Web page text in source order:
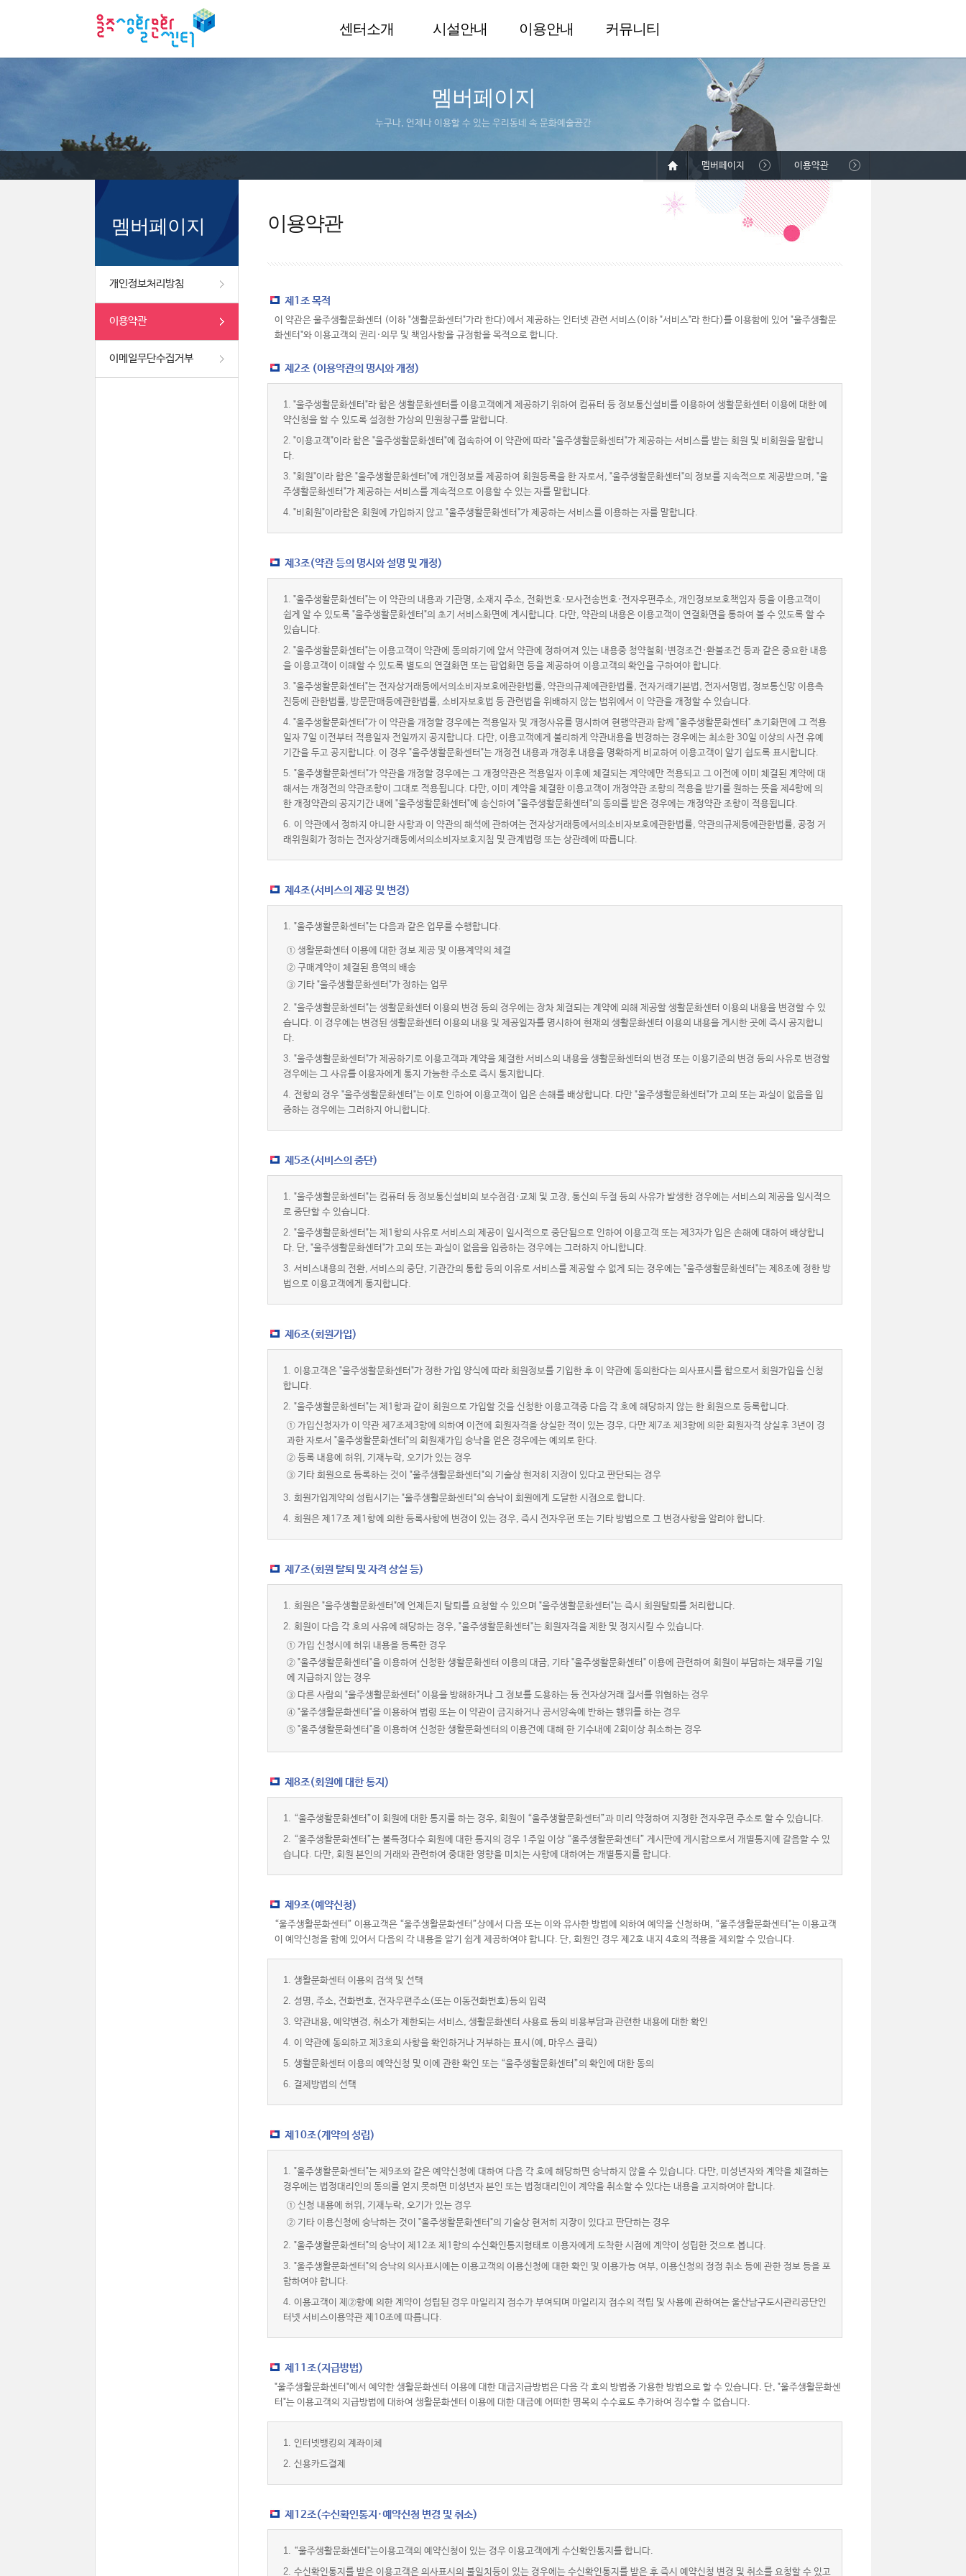
센터소개 시설안내 이용안내 커뮤니티
멤버페이지
누구나, 언제나 이용할 수 있는 우리동네 속 문화예술공간
멤버페이지
개인정보처리방침
이용약관
이메일무단수집거부
멤버페이지 이용약관
이용약관
제1조 목적
이 약관은 울주생활문화센터 (이하 "생활문화센터"가라 한다)에서 제공하는 인터넷 관련 서비스(이하 "서비스"라 한다)를 이용함에 있어 "울주생활문
화센터"와 이용고객의 권리·의무 및 책임사항을 규정함을 목적으로 합니다.
제2조 (이용약관의 명시와 개정)
1. "울주생활문화센터"라 함은 생활문화센터를 이용고객에게 제공하기 위하여 컴퓨터 등 정보통신설비를 이용하여 생활문화센터 이용에 대한 예
약신청을 할 수 있도록 설정한 가상의 민원창구를 말합니다.
2. "이용고객"이라 함은 "울주생활문화센터"에 접속하여 이 약관에 따라 "울주생활문화센터"가 제공하는 서비스를 받는 회원 및 비회원을 말합니
다.
3. "회원"이라 함은 "울주생활문화센터"에 개인정보를 제공하여 회원등록을 한 자로서, "울주생활문화센터"의 정보를 지속적으로 제공받으며, "울
주생활문화센터"가 제공하는 서비스를 계속적으로 이용할 수 있는 자를 말합니다.
4. "비회원"이라함은 회원에 가입하지 않고 "울주생활문화센터"가 제공하는 서비스를 이용하는 자를 말합니다.
제3조(약관 등의 명시와 설명 및 개정)
1. "울주생활문화센터"는 이 약관의 내용과 기관명, 소재지 주소, 전화번호·모사전송번호·전자우편주소, 개인정보보호책임자 등을 이용고객이
쉽게 알 수 있도록 "울주생활문화센터"의 초기 서비스화면에 게시합니다. 다만, 약관의 내용은 이용고객이 연결화면을 통하여 볼 수 있도록 할 수
있습니다.
2. "울주생활문화센터"는 이용고객이 약관에 동의하기에 앞서 약관에 정하여져 있는 내용중 청약철회·변경조건·환불조건 등과 같은 중요한 내용
을 이용고객이 이해할 수 있도록 별도의 연결화면 또는 팝업화면 등을 제공하여 이용고객의 확인을 구하여야 합니다.
3. "울주생활문화센터"는 전자상거래등에서의소비자보호에관한법률, 약관의규제에관한법률, 전자거래기본법, 전자서명법, 정보통신망 이용촉
진등에 관한법률, 방문판매등에관한법률, 소비자보호법 등 관련법을 위배하지 않는 범위에서 이 약관을 개정할 수 있습니다.
4. "울주생활문화센터"가 이 약관을 개정할 경우에는 적용일자 및 개정사유를 명시하여 현행약관과 함께 "울주생활문화센터" 초기화면에 그 적용
일자 7일 이전부터 적용일자 전일까지 공지합니다. 다만, 이용고객에게 불리하게 약관내용을 변경하는 경우에는 최소한 30일 이상의 사전 유예
기간을 두고 공지합니다. 이 경우 "울주생활문화센터"는 개정전 내용과 개정후 내용을 명확하게 비교하여 이용고객이 알기 쉽도록 표시합니다.
5. "울주생활문화센터"가 약관을 개정할 경우에는 그 개정약관은 적용일자 이후에 체결되는 계약에만 적용되고 그 이전에 이미 체결된 계약에 대
해서는 개정전의 약관조항이 그대로 적용됩니다. 다만, 이미 계약을 체결한 이용고객이 개정약관 조항의 적용을 받기를 원하는 뜻을 제4항에 의
한 개정약관의 공지기간 내에 "울주생활문화센터"에 송신하여 "울주생활문화센터"의 동의를 받은 경우에는 개정약관 조항이 적용됩니다.
6. 이 약관에서 정하지 아니한 사항과 이 약관의 해석에 관하여는 전자상거래등에서의소비자보호에관한법률, 약관의규제등에관한법률, 공정 거
래위원회가 정하는 전자상거래등에서의소비자보호지침 및 관계법령 또는 상관례에 따릅니다.
제4조(서비스의 제공 및 변경)
1. "울주생활문화센터"는 다음과 같은 업무를 수행합니다.
① 생활문화센터 이용에 대한 정보 제공 및 이용계약의 체결
② 구매계약이 체결된 용역의 배송
③ 기타 "울주생활문화센터"가 정하는 업무
2. "울주생활문화센터"는 생활문화센터 이용의 변경 등의 경우에는 장차 체결되는 계약에 의해 제공할 생활문화센터 이용의 내용을 변경할 수 있
습니다. 이 경우에는 변경된 생활문화센터 이용의 내용 및 제공일자를 명시하여 현재의 생활문화센터 이용의 내용을 게시한 곳에 즉시 공지합니
다.
3. "울주생활문화센터"가 제공하기로 이용고객과 계약을 체결한 서비스의 내용을 생활문화센터의 변경 또는 이용기준의 변경 등의 사유로 변경할
경우에는 그 사유를 이용자에게 통지 가능한 주소로 즉시 통지합니다.
4. 전항의 경우 "울주생활문화센터"는 이로 인하여 이용고객이 입은 손해를 배상합니다. 다만 "울주생활문화센터"가 고의 또는 과실이 없음을 입
증하는 경우에는 그러하지 아니합니다.
제5조(서비스의 중단)
1. "울주생활문화센터"는 컴퓨터 등 정보통신설비의 보수점검·교체 및 고장, 통신의 두절 등의 사유가 발생한 경우에는 서비스의 제공을 일시적으
로 중단할 수 있습니다.
2. "울주생활문화센터"는 제1항의 사유로 서비스의 제공이 일시적으로 중단됨으로 인하여 이용고객 또는 제3자가 입은 손해에 대하여 배상합니
다. 단, "울주생활문화센터"가 고의 또는 과실이 없음을 입증하는 경우에는 그러하지 아니합니다.
3. 서비스내용의 전환, 서비스의 중단, 기관간의 통합 등의 이유로 서비스를 제공할 수 없게 되는 경우에는 "울주생활문화센터"는 제8조에 정한 방
법으로 이용고객에게 통지합니다.
제6조(회원가입)
1. 이용고객은 "울주생활문화센터"가 정한 가입 양식에 따라 회원정보를 기입한 후 이 약관에 동의한다는 의사표시를 함으로서 회원가입을 신청
합니다.
2. "울주생활문화센터"는 제1항과 같이 회원으로 가입할 것을 신청한 이용고객중 다음 각 호에 해당하지 않는 한 회원으로 등록합니다.
① 가입신청자가 이 약관 제7조제3항에 의하여 이전에 회원자격을 상실한 적이 있는 경우, 다만 제7조 제3항에 의한 회원자격 상실후 3년이 경
과한 자로서 "울주생활문화센터"의 회원재가입 승낙을 얻은 경우에는 예외로 한다.
② 등록 내용에 허위, 기재누락, 오기가 있는 경우
③ 기타 회원으로 등록하는 것이 "울주생활문화센터"의 기술상 현저히 지장이 있다고 판단되는 경우
3. 회원가입계약의 성립시기는 "울주생활문화센터"의 승낙이 회원에게 도달한 시점으로 합니다.
4. 회원은 제17조 제1항에 의한 등록사항에 변경이 있는 경우, 즉시 전자우편 또는 기타 방법으로 그 변경사항을 알려야 합니다.
제7조(회원 탈퇴 및 자격 상실 등)
1. 회원은 "울주생활문화센터"에 언제든지 탈퇴를 요청할 수 있으며 "울주생활문화센터"는 즉시 회원탈퇴를 처리합니다.
2. 회원이 다음 각 호의 사유에 해당하는 경우, "울주생활문화센터"는 회원자격을 제한 및 정지시킬 수 있습니다.
① 가입 신청시에 허위 내용을 등록한 경우
② "울주생활문화센터"을 이용하여 신청한 생활문화센터 이용의 대금, 기타 "울주생활문화센터" 이용에 관련하여 회원이 부담하는 채무를 기일
에 지급하지 않는 경우
③ 다른 사람의 "울주생활문화센터" 이용을 방해하거나 그 정보를 도용하는 등 전자상거래 질서를 위협하는 경우
④ "울주생활문화센터"을 이용하여 법령 또는 이 약관이 금지하거나 공서양속에 반하는 행위를 하는 경우
⑤ "울주생활문화센터"을 이용하여 신청한 생활문화센터의 이용건에 대해 한 기수내에 2회이상 취소하는 경우
제8조(회원에 대한 통지)
1. “울주생활문화센터”이 회원에 대한 통지를 하는 경우, 회원이 “울주생활문화센터”과 미리 약정하여 지정한 전자우편 주소로 할 수 있습니다.
2. “울주생활문화센터”는 불특정다수 회원에 대한 통지의 경우 1주일 이상 “울주생활문화센터” 게시판에 게시함으로서 개별통지에 갈음할 수 있
습니다. 다만, 회원 본인의 거래와 관련하여 중대한 영향을 미치는 사항에 대하여는 개별통지를 합니다.
제9조(예약신청)
“울주생활문화센터” 이용고객은 “울주생활문화센터”상에서 다음 또는 이와 유사한 방법에 의하여 예약을 신청하며, “울주생활문화센터"는 이용고객
이 예약신청을 함에 있어서 다음의 각 내용을 알기 쉽게 제공하여야 합니다. 단, 회원인 경우 제2호 내지 4호의 적용을 제외할 수 있습니다.
1. 생활문화센터 이용의 검색 및 선택
2. 성명, 주소, 전화번호, 전자우편주소(또는 이동전화번호)등의 입력
3. 약관내용, 예약변경, 취소가 제한되는 서비스, 생활문화센터 사용료 등의 비용부담과 관련한 내용에 대한 확인
4. 이 약관에 동의하고 제3호의 사항을 확인하거나 거부하는 표시(예, 마우스 클릭)
5. 생활문화센터 이용의 예약신청 및 이에 관한 확인 또는 “울주생활문화센터”의 확인에 대한 동의
6. 결제방법의 선택
제10조(계약의 성립)
1. "울주생활문화센터"는 제9조와 같은 예약신청에 대하여 다음 각 호에 해당하면 승낙하지 않을 수 있습니다. 다만, 미성년자와 계약을 체결하는
경우에는 법정대리인의 동의를 얻지 못하면 미성년자 본인 또는 법정대리인이 계약을 취소할 수 있다는 내용을 고지하여야 합니다.
① 신청 내용에 허위, 기재누락, 오기가 있는 경우
② 기타 이용신청에 승낙하는 것이 "울주생활문화센터"의 기술상 현저히 지장이 있다고 판단하는 경우
2. "울주생활문화센터"의 승낙이 제12조 제1항의 수신확인통지형태로 이용자에게 도착한 시점에 계약이 성립한 것으로 봅니다.
3. "울주생활문화센터"의 승낙의 의사표시에는 이용고객의 이용신청에 대한 확인 및 이용가능 여부, 이용신청의 정정 취소 등에 관한 정보 등을 포
함하여야 합니다.
4. 이용고객이 제②항에 의한 계약이 성립된 경우 마일리지 점수가 부여되며 마일리지 점수의 적립 및 사용에 관하여는 울산남구도시관리공단인
터넷 서비스이용약관 제10조에 따릅니다.
제11조(지급방법)
"울주생활문화센터"에서 예약한 생활문화센터 이용에 대한 대금지급방법은 다음 각 호의 방법중 가용한 방법으로 할 수 있습니다. 단, "울주생활문화센
터"는 이용고객의 지급방법에 대하여 생활문화센터 이용에 대한 대금에 어떠한 명목의 수수료도 추가하여 징수할 수 없습니다.
1. 인터넷뱅킹의 계좌이체
2. 신용카드결제
제12조(수신확인통지·예약신청 변경 및 취소)
1. “울주생활문화센터"는이용고객의 예약신청이 있는 경우 이용고객에게 수신확인통지를 합니다.
2. 수신확인통지를 받은 이용고객은 의사표시의 불일치등이 있는 경우에는 수신확인통지를 받은 후 즉시 예약신청 변경 및 취소를 요청할 수 있고